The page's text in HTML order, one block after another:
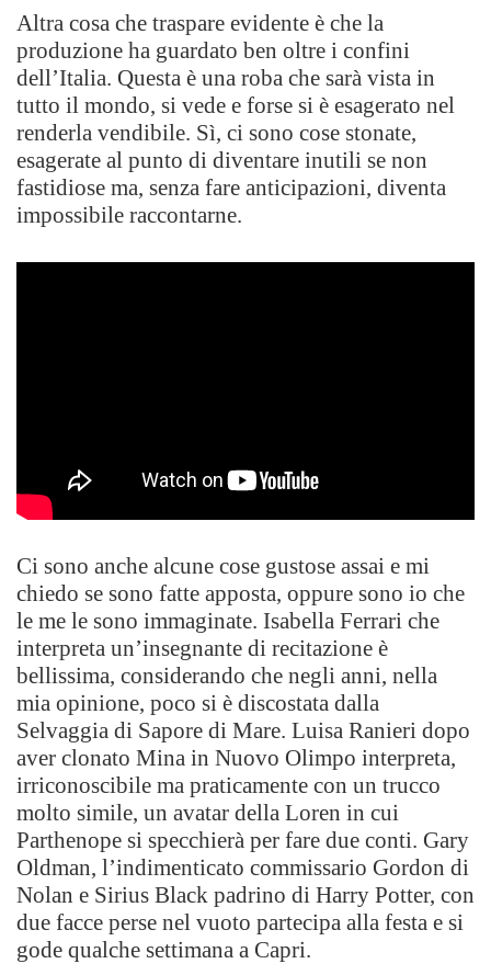
Altra cosa che traspare evidente è che la
produzione ha guardato ben oltre i confini
dell’Italia. Questa è una roba che sarà vista in
tutto il mondo, si vede e forse si è esagerato nel
renderla vendibile. Sì, ci sono cose stonate,
esagerate al punto di diventare inutili se non
fastidiose ma, senza fare anticipazioni, diventa
impossibile raccontarne.
Ci sono anche alcune cose gustose assai e mi
chiedo se sono fatte apposta, oppure sono io che
le me le sono immaginate. Isabella Ferrari che
interpreta un’insegnante di recitazione è
bellissima, considerando che negli anni, nella
mia opinione, poco si è discostata dalla
Selvaggia di Sapore di Mare. Luisa Ranieri dopo
aver clonato Mina in Nuovo Olimpo interpreta,
irriconoscibile ma praticamente con un trucco
molto simile, un avatar della Loren in cui
Parthenope si specchierà per fare due conti. Gary
Oldman, l’indimenticato commissario Gordon di
Nolan e Sirius Black padrino di Harry Potter, con
due facce perse nel vuoto partecipa alla festa e si
gode qualche settimana a Capri.